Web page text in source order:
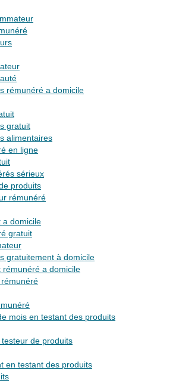
rémunéré a domicile
gratuit
alimentaires
en ligne
sérieux
produits
rémunéré
a domicile
gratuit
gratuitement à domicile
a domicile
mois en testant des produits
de produits
en testant des produits